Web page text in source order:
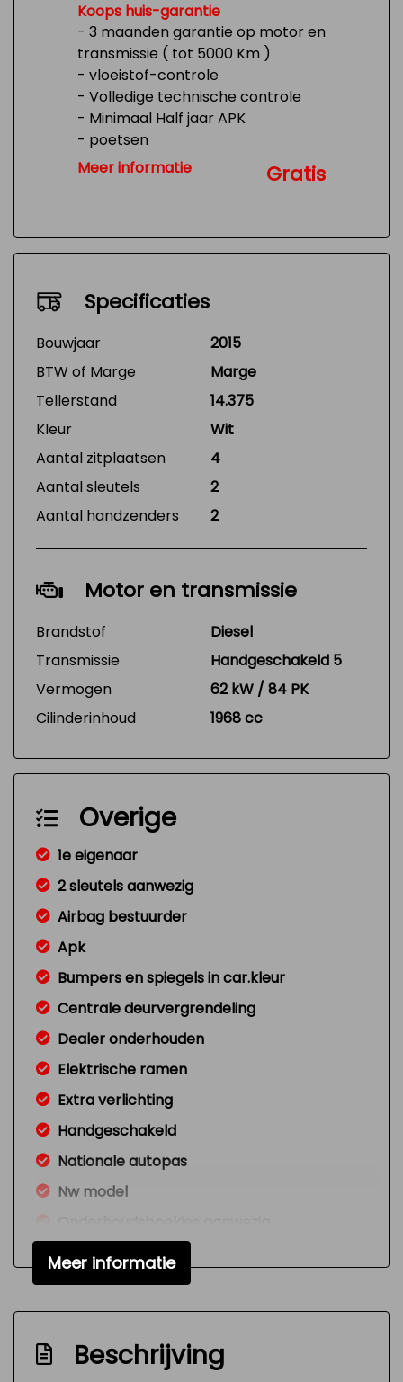
Koops huis-garantie
- 3 maanden garantie op motor en
transmissie ( tot 5000 Km )
- vloeistof-controle
- Volledige technische controle
- Minimaal Half jaar APK
- poetsen
- Tank 1/4 vol
Meer informatie Gratis
Specificaties
Bouwjaar
2015
BTW of Marge
Marge
Tellerstand
14.375
Kleur
Wit
Aantal zitplaatsen
4
Aantal sleutels
2
Aantal handzenders
2
Motor en transmissie
Brandstof
Diesel
Transmissie
Handgeschakeld 5
Vermogen
62 kW / 84 PK
Cilinderinhoud
1968 cc
Overige
1e eigenaar
2 sleutels aanwezig
Airbag bestuurder
Apk
Bumpers en spiegels in car.kleur
Centrale deurvergrendeling
Dealer onderhouden
Elektrische ramen
Extra verlichting
Handgeschakeld
Nationale autopas
Nw model
Radio cd-speler
Signaal vergeten verlichting
Variable interval ruitenwisser
Versnellingspook op dashboard
Verstelbare (in hoogte) bestuurders stoel
Meer informatie
Beschrijving